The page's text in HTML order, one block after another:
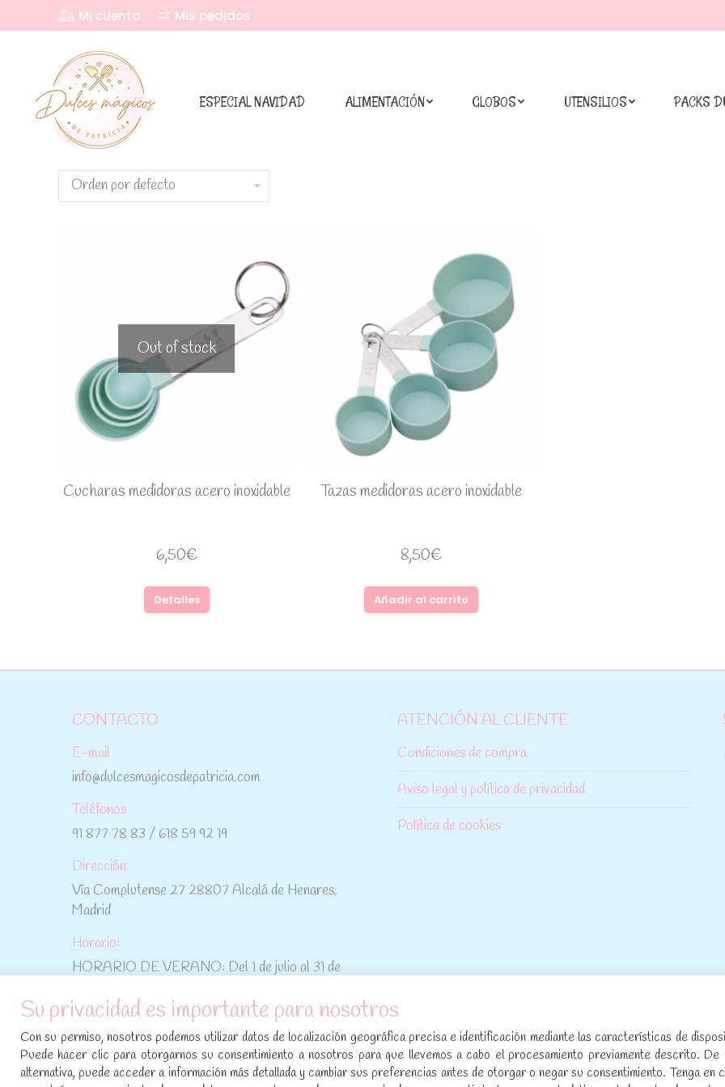
Mi cuenta Mis pedidos
ESPECIAL NAVIDAD ALIMENTACIÓN GLOBOS UTENSILIOS PACKS
Out of stock
Cucharas medidoras acero inoxidable
6,50€
Detalles
Tazas medidoras acero inoxidable
8,50€
Añadir al carrito
CONTACTO
E-mail
info@dulcesmagicosdepatricia.com
Teléfonos
91 877 78 83 / 618 59 92 19
Dirección
Vía Complutense 27 28807 Alcalá de Henares.
Madrid
Horario:
HORARIO DE VERANO: Del 1 de julio al 31 de
ATENCIÓN AL CLIENTE
Condiciones de compra
Aviso legal y política de privacidad
Política de cookies
No te pierdas las promociones y novedades,
suscríbete a nuestra newsletter:
[sibwp_form id=1]
Su privacidad es importante para nosotros
Con su permiso, nosotros podemos utilizar datos de localización geográfica precisa e identificación mediante las características de
Puede hacer clic para otorgarnos su consentimiento a nosotros para que llevemos a cabo el procesamiento previamente descrito. De
alternativa, puede acceder a información más detallada y cambiar sus preferencias antes de otorgar o negar su consentimiento. Tenga en